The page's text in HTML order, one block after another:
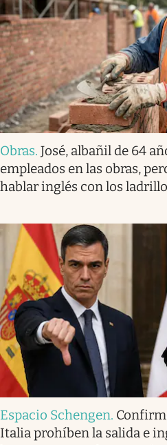
Obras. José, albañil de 64
empleados en las obras,
hablar inglés con los
Espacio Schengen.
Italia prohíben la salida e